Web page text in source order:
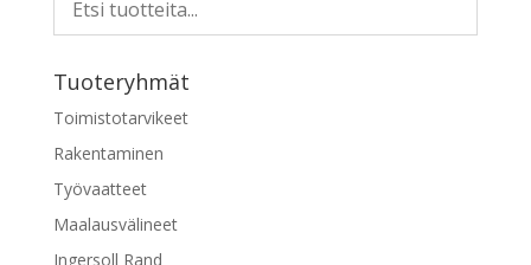
Tuoteryhmät
Toimistotarvikeet
Rakentaminen
Työvaatteet
Maalausvälineet
Ingersoll Rand